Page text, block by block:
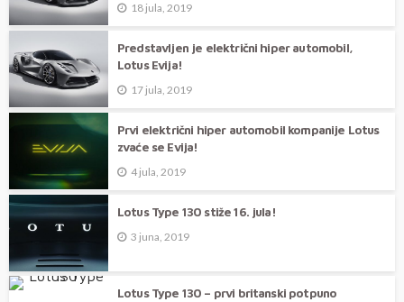
18 jula, 2019
Predstavljen je električni hiper automobil,
Lotus Evija!
17 jula, 2019
Prvi električni hiper automobil kompanije Lotus
zvaće se Evija!
4 jula, 2019
Lotus Type 130 stiže 16. jula!
3 juna, 2019
Lotus Type 130 – prvi britanski potpuno